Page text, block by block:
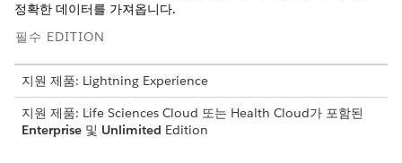
정확한 데이터를 가져옵니다.
필수 EDITION
지원 제품: Lightning Experience
지원 제품: Life Sciences Cloud 또는 Health Cloud가 포함된
Enterprise 및 Unlimited Edition